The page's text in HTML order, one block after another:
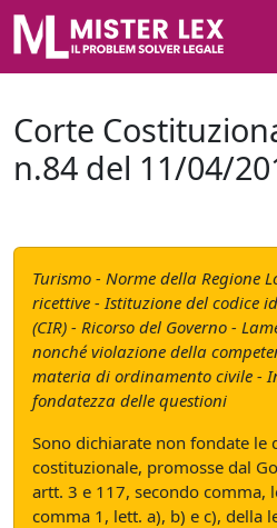
Corte
n.84 del 11/04/
Turismo - Norme della Regione
ricettive - Istituzione del codice
(CIR) - Ricorso del Governo -
nonché violazione della
materia di ordinamento civile -
fondatezza delle questioni
Sono dichiarate non fondate
costituzionale, promosse dal
artt. 3 e 117, secondo comma,
comma 1, lett. a), b) e c), della